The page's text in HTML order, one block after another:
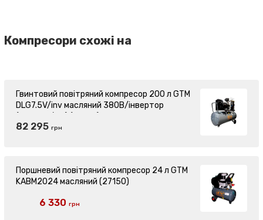
Компресори схожі на
Гвинтовий повітряний компресор 200 л GTM
DLG7.5V/inv масляний 380В/інвертор
82 295 грн
Поршневий повітряний компресор 24 л GTM
KABM2024 масляний (27150)
6 330 грн